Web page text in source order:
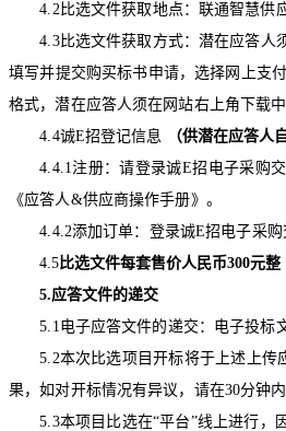
4.2比选文件获取地点：联通智慧供
4.3比选文件获取方式：潜在应答人
填写并提交购买标书申请，选择网上支
格式，潜在应答人须在网站右上角下载
4.4诚E招登记信息
（供潜在应答人
4.4.1注册：请登录诚E招电子采购
《应答人&供应商操作手册》。
4.4.2添加订单：登录诚E招电子采
4.5比选文件每套售价人民币300元整
5.应答文件的递交
5.1电子应答文件的递交：电子投标
5.2本次比选项目开标将于上述上传
果，如对开标情况有异议，请在30分钟
5.3本项目比选在“平台”线上进行，